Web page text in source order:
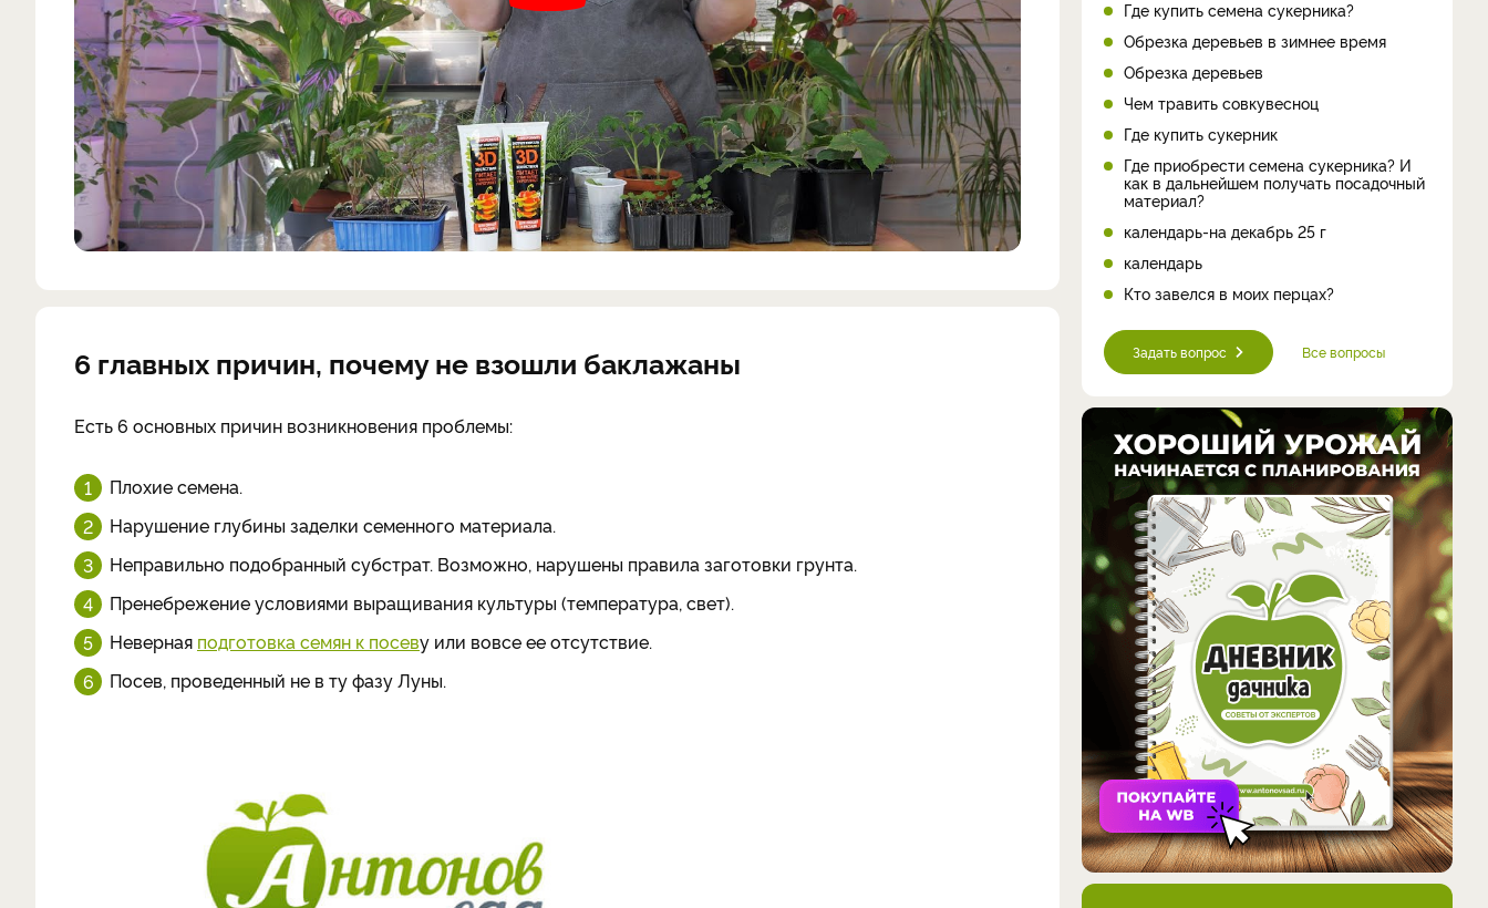
6 главных причин, почему не взошли баклажаны
Есть 6 основных причин возникновения проблемы:
Плохие семена.
Нарушение глубины заделки семенного материала.
Неправильно подобранный субстрат. Возможно, нарушены правила заготовки грунта.
Пренебрежение условиями выращивания культуры (температура, свет).
Неверная подготовка семян к посеву или вовсе ее отсутствие.
Посев, проведенный не в ту фазу Луны.
Где купить семена сукерника?
Обрезка деревьев в зимнее время
Обрезка деревьев
Чем травить совкувесноц
Где купить сукерник
Где приобрести семена сукерника? И
как в дальнейшем получать посадочный
материал?
календарь-на декабрь 25 г
календарь
Кто завелся в моих перцах?
Задать вопрос Все вопросы